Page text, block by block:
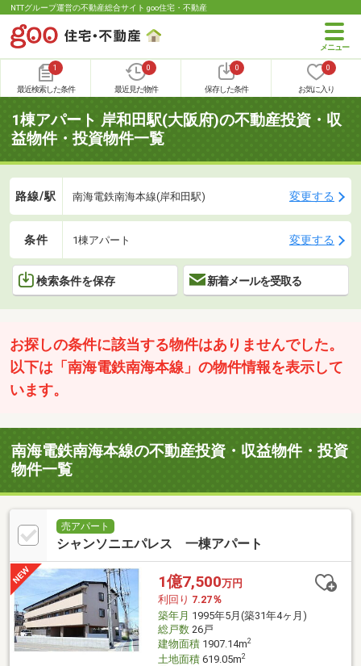
NTTグループ運営の不動産総合サイト goo住宅・不動産
1
最近検索した条件
0
最近見た物件
0
保存した条件
0
お気に入り
1棟アパート 岸和田駅(大阪府)の不動産投資・収
益物件・投資物件一覧
路線/駅 南海電鉄南海本線(岸和田駅) 変更する
条件 1棟アパート 変更する
検索条件を保存 新着メールを受取る
お探しの条件に該当する物件はありませんでした。
以下は「南海電鉄南海本線」の物件情報を表示して
います。
南海電鉄南海本線の不動産投資・収益物件・投資
物件一覧
売アパート
シャンソニエパレス 一棟アパート
1億7,500万円
利回り 7.27％
築年月 1995年5月(築31年4ヶ月)
総戸数26戸
建物面積1907.14m2
土地面積619.05m2